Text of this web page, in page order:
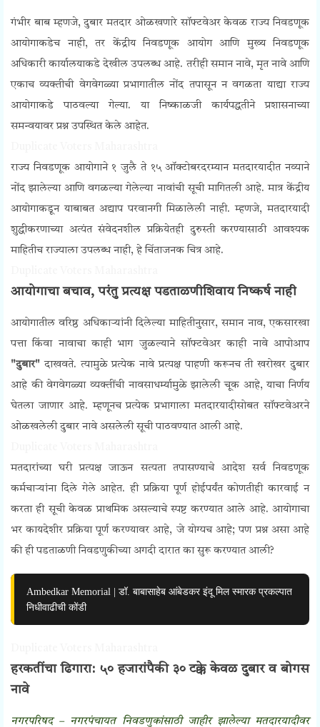
गंभीर बाब म्हणजे, दुबार मतदार ओळखणारे सॉफ्टवेअर केवळ राज्य निवडणूक
आयोगाकडेच नाही, तर केंद्रीय निवडणूक आयोग आणि मुख्य निवडणूक
अधिकारी कार्यालयाकडे देखील उपलब्ध आहे. तरीही समान नावे, मृत नावे आणि
एकाच व्यक्तीची वेगवेगळ्या प्रभागातील नोंद तपासून न वगळता याद्या राज्य
आयोगाकडे पाठवल्या गेल्या. या निष्काळजी कार्यपद्धतीने प्रशासनाच्या
समन्वयावर प्रश्न उपस्थित केले आहेत.
राज्य निवडणूक आयोगाने १ जुलै ते १५ ऑक्टोबरदरम्यान मतदारयादीत नव्याने
नोंद झालेल्या आणि वगळल्या गेलेल्या नावांची सूची मागितली आहे. मात्र केंद्रीय
आयोगाकडून याबाबत अद्याप परवानगी मिळालेली नाही. म्हणजे, मतदारयादी
शुद्धीकरणाच्या अत्यंत संवेदनशील प्रक्रियेतही दुरुस्ती करण्यासाठी आवश्यक
माहितीच राज्याला उपलब्ध नाही, हे चिंताजनक चित्र आहे.
आयोगाचा बचाव, परंतु प्रत्यक्ष पडताळणीशिवाय निष्कर्ष नाही
आयोगातील वरिष्ठ अधिकाऱ्यांनी दिलेल्या माहितीनुसार, समान नाव, एकसारखा
पत्ता किंवा नावाचा काही भाग जुळल्याने सॉफ्टवेअर काही नावे आपोआप
"दुबार" दाखवते. त्यामुळे प्रत्येक नावे प्रत्यक्ष पाहणी करूनच ती खरोखर दुबार
आहे की वेगवेगळ्या व्यक्तींची नावसाधर्म्यामुळे झालेली चूक आहे, याचा निर्णय
घेतला जाणार आहे. म्हणूनच प्रत्येक प्रभागाला मतदारयादीसोबत सॉफ्टवेअरने
ओळखलेली दुबार नावे असलेली सूची पाठवण्यात आली आहे.
मतदारांच्या घरी प्रत्यक्ष जाऊन सत्यता तपासण्याचे आदेश सर्व निवडणूक
कर्मचाऱ्यांना दिले गेले आहेत. ही प्रक्रिया पूर्ण होईपर्यंत कोणतीही कारवाई न
करता ही सूची केवळ प्राथमिक असल्याचे स्पष्ट करण्यात आले आहे. आयोगाचा
भर कायदेशीर प्रक्रिया पूर्ण करण्यावर आहे, जे योग्यच आहे; पण प्रश्न असा आहे
की ही पडताळणी निवडणुकीच्या अगदी दारात का सुरू करण्यात आली?
Ambedkar Memorial | डॉ. बाबासाहेब आंबेडकर इंदू मिल स्मारक प्रकल्पात
निधीवाढीची कोंडी
हरकतींचा ढिगारा: ५० हजारांपैकी ३० टक्के केवळ दुबार व बोगस
नावे
नगरपरिषद – नगरपंचायत निवडणुकांसाठी जाहीर झालेल्या मतदारयादीवर